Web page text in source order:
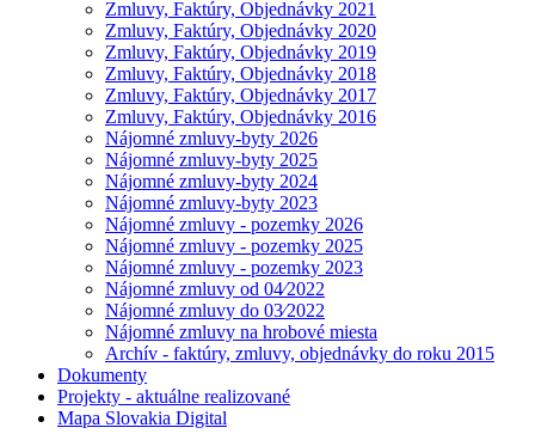
Zmluvy, Faktúry, Objednávky 2021
Zmluvy, Faktúry, Objednávky 2020
Zmluvy, Faktúry, Objednávky 2019
Zmluvy, Faktúry, Objednávky 2018
Zmluvy, Faktúry, Objednávky 2017
Zmluvy, Faktúry, Objednávky 2016
Nájomné zmluvy-byty 2026
Nájomné zmluvy-byty 2025
Nájomné zmluvy-byty 2024
Nájomné zmluvy-byty 2023
Nájomné zmluvy - pozemky 2026
Nájomné zmluvy - pozemky 2025
Nájomné zmluvy - pozemky 2023
Nájomné zmluvy od 04⁄2022
Nájomné zmluvy do 03⁄2022
Nájomné zmluvy na hrobové miesta
Archív - faktúry, zmluvy, objednávky do roku 2015
Dokumenty
Projekty - aktuálne realizované
Mapa Slovakia Digital